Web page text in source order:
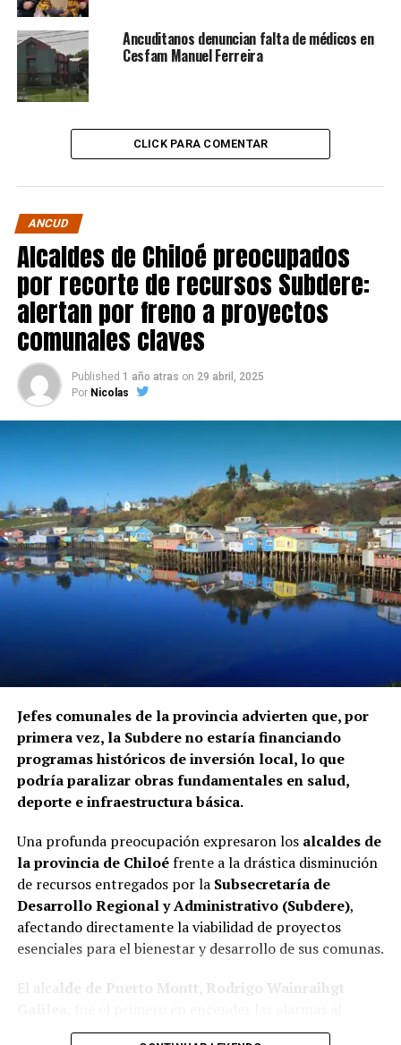
Ancuditanos denuncian falta de médicos en
Cesfam Manuel Ferreira
CLICK PARA COMENTAR
ANCUD
Alcaldes de Chiloé preocupados
por recorte de recursos Subdere:
alertan por freno a proyectos
comunales claves
Published 1 año atras on 29 abril, 2025
Por Nicolas
Jefes comunales de la provincia advierten que, por
primera vez, la Subdere no estaría financiando
programas históricos de inversión local, lo que
podría paralizar obras fundamentales en salud,
deporte e infraestructura básica.
Una profunda preocupación expresaron los alcaldes de
la provincia de Chiloéfrente a la drástica disminución
de recursos entregados por la Subsecretaría de
Desarrollo Regional y Administrativo (Subdere),
afectando directamente la viabilidad de proyectos
esenciales para el bienestar y desarrollo de sus comunas.
El alca lde de Puerto Montt, Rodrigo Wainraihgt
denunciar públicamente que la Subdere no cuenta con